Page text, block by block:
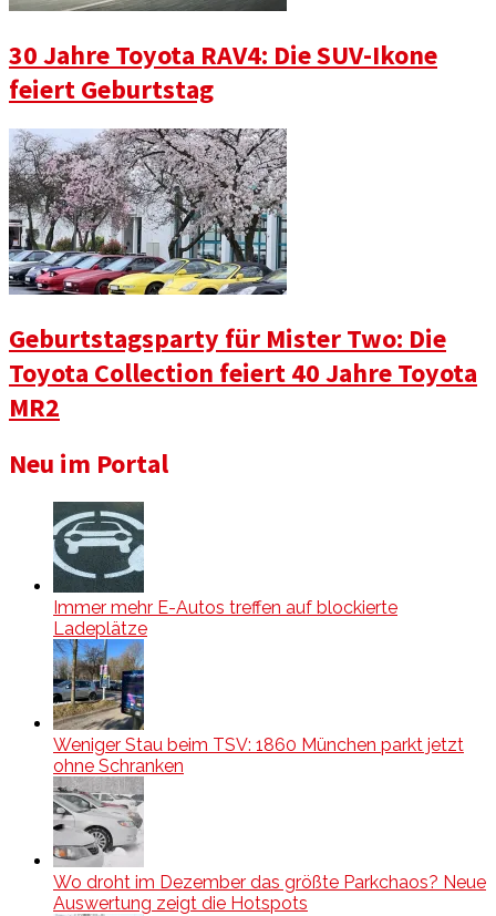
30 Jahre Toyota RAV4: Die SUV-Ikone
feiert Geburtstag
Geburtstagsparty für Mister Two: Die
Toyota Collection feiert 40 Jahre Toyota
MR2
Neu im Portal
Immer mehr E-Autos treffen auf blockierte
Ladeplätze
Weniger Stau beim TSV: 1860 München parkt jetzt
ohne Schranken
Wo droht im Dezember das größte Parkchaos? Neue
Auswertung zeigt die Hotspots